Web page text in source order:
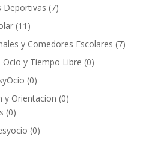
Deportivas (7)
(11)
y Comedores Escolares (7)
y Tiempo Libre (0)
(0)
y Orientacion (0)
(0)
(0)